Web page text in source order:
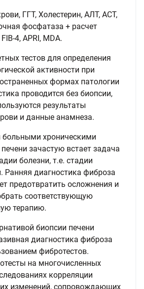
ГГТ, Холестерин, АЛТ, АСТ,
фосфатаза + расчет
4, APRI, MDA.
тестов для определения
активности при
формах патологии
проводится без биопсии,
результаты
и данные анамнеза.
хроническими
зачастую встает задача
болезни, т.е. стадии
Ранняя диагностика фиброза
предотвратить осложнения и
соответствующую
терапию.
биопсии печени
диагностика фиброза
фибротестов.
на многочисленных
корреляции
изменений, сопровождающих